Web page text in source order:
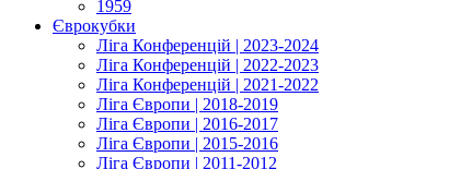
1959
Єврокубки
Ліга Конференцій | 2023-2024
Ліга Конференцій | 2022-2023
Ліга Конференцій | 2021-2022
Ліга Європи | 2018-2019
Ліга Європи | 2016-2017
Ліга Європи | 2015-2016
Ліга Європи | 2011-2012